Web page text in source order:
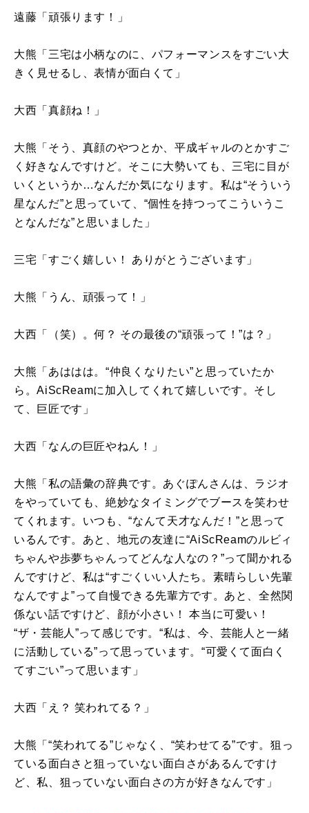
遠藤「頑張ります！」
大熊「三宅は小柄なのに、パフォーマンスをすごい大
きく見せるし、表情が面白くて」
大西「真顔ね！」
大熊「そう、真顔のやつとか、平成ギャルのとかすご
く好きなんですけど。そこに大勢いても、三宅に目が
いくというか…なんだか気になります。私は“そういう
星なんだ”と思っていて、“個性を持つってこういうこ
となんだな”と思いました」
三宅「すごく嬉しい！ ありがとうございます」
大熊「うん、頑張って！」
大西「（笑）。何？ その最後の“頑張って！”は？」
大熊「あははは。“仲良くなりたい”と思っていたか
ら。AiScReamに加入してくれて嬉しいです。そし
て、巨匠です」
大西「なんの巨匠やねん！」
大熊「私の語彙の辞典です。あぐぽんさんは、ラジオ
をやっていても、絶妙なタイミングでブースを笑わせ
てくれます。いつも、“なんて天才なんだ！”と思って
いるんです。あと、地元の友達に“AiScReamのルビィ
ちゃんや歩夢ちゃんってどんな人なの？”って聞かれる
んですけど、私は“すごくいい人たち。素晴らしい先輩
なんですよ”って自慢できる先輩方です。あと、全然関
係ない話ですけど、顔が小さい！ 本当に可愛い！
“ザ・芸能人”って感じです。“私は、今、芸能人と一緒
に活動している”って思っています。“可愛くて面白く
てすごい”って思います」
大西「え？ 笑われてる？」
大熊「“笑われてる”じゃなく、“笑わせてる”です。狙っ
ている面白さと狙っていない面白さがあるんですけ
ど、私、狙っていない面白さの方が好きなんです」